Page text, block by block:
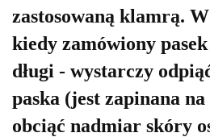
zastosowaną klamrą.
kiedy zamówiony pasek
długi - wystarczy
paska (jest zapinana
obciąć nadmiar skóry